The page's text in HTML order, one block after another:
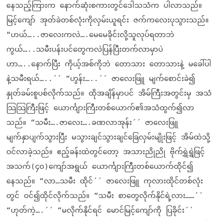
နေသည့်ကြားက နောက်ဆုံးစကားတွင်ဒေါသသံက ပါလာသည်။
မြင့်ကျော် အုတ်ခဲတစ်လုံးကိုလှမ်းယူရင်း ဇက်ကလေးပုသွားသည်။
“ဟယ်…..ဇာလေးကလဲ….မေမေခိုင်းလို့သူလုပ်ရတာဘဲ
ကွယ်…..သမီးပန်းပင်တွေကလဲပြန်ပြီးတက်လာမှာပဲ
ဟာ…..နောက်ပြီး ကိုယ့်အစ်ကိုဘဲ တောသား တောသားနဲ့ မခေါ်ပါ
နဲ့သမီးရယ်…..´´ “ဟွန်း…..´´ ဇာလေးဖြူ မျက်စောင်းခဲ၍
နှုတ်ခမ်းစူပစ်လိုက်သည်။ ထိုအချိန်မှာပင် အိမ်ကြီးအတွင်းမှ အသံ
သြသြကြီးဖြင့် ယောင်္ကျားကြီးတစ်ယောက်၏အသံထွက်၍လာ
သည်။ “သမီး….ဇာလေး….ခဏလာအုန်း´´ ဇာလေးဖြူ
မျက်နှာပျက်သွားပြီး မသွားချင်သွားချင်ခြေလှမ်းမျိုးဖြင့် အိမ်ထဲသို့
ဝင်လာခဲ့သည်။ ဧည့်ခန်းထဲတွင်တော့ အသားညိုညို ဗိုက်ရွှဲရွှဲဖြင့်
အသက်(၄၀)ကျော်အရွယ် ယောင်္ကျားကြီးတစ်ယောက်ထိုင်၍
နေသည်။ “လာ…သမီး ထိုင်´´ ဇာလေးဖြူ ကုလားထိုင်တစ်လုံး
တွင် ဝင်၍ထိုင်လိုက်သည်။ “သမီး စာတွေလိုက်နိုင်ရဲ့လား……´´
“ဟုတ်ကဲ့….´´ “မလိုက်နိုင်ရင် မောင်မြင့်ကျော်ကို ပြခိုင်း´´